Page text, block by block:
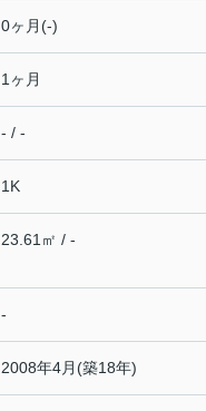
0ヶ月(-)
1ヶ月
- / -
1K
23.61㎡ / -
-
2008年4月(築18年)